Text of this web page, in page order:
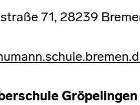
71, 28239
Gröpelingen